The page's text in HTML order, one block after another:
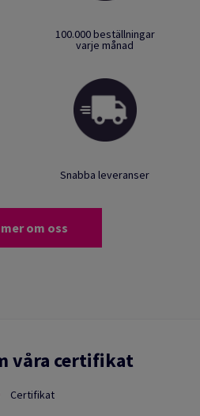
100.000 beställningar
varje månad
Snabba leveranser
om oss
våra certifikat
Certifikat